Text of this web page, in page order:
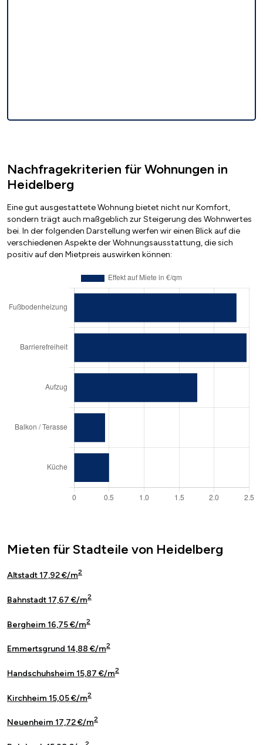
Nachfragekriterien für Wohnungen in
Heidelberg
Eine gut ausgestattete Wohnung bietet nicht nur Komfort,
sondern trägt auch maßgeblich zur Steigerung des Wohnwertes
bei. In der folgenden Darstellung werfen wir einen Blick auf die
verschiedenen Aspekte der Wohnungsausstattung, die sich
positiv auf den Mietpreis auswirken können:
Mieten für Stadteile von Heidelberg
Altstadt 17,92 €/m2
Bahnstadt 17,67 €/m2
Bergheim 16,75 €/m2
Emmertsgrund 14,88 €/m2
Handschuhsheim 15,87 €/m2
Kirchheim 15,05 €/m2
Neuenheim 17,72 €/m2